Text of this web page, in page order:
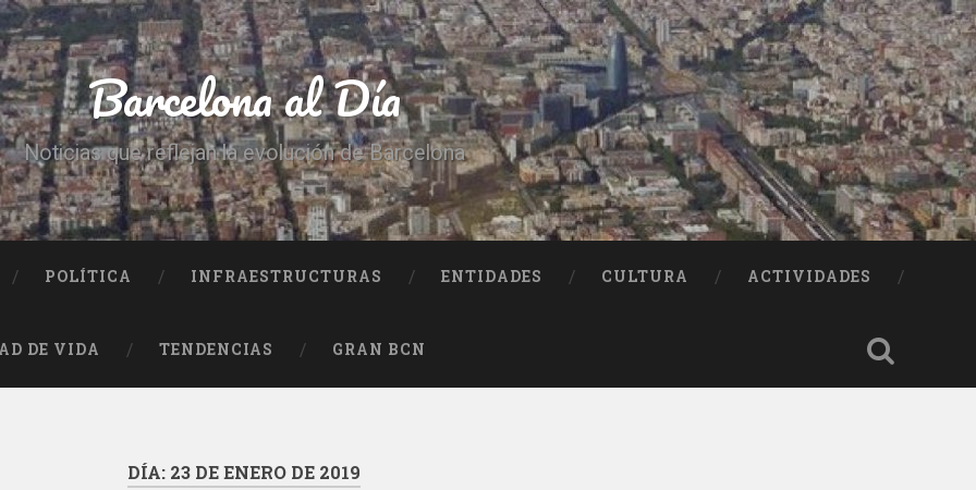
Barcelona al Día
Noticias que reflejan la evolución de Barcelona
POLÍTICA INFRAESTRUCTURAS ENTIDADES CULTURA ACTIVIDADES
DE VIDA TENDENCIAS GRAN BCN
DÍA: 23 DE ENERO DE 2019